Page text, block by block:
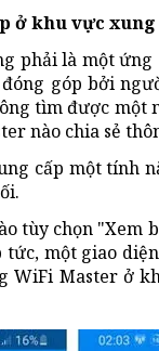
ở khu vực
phải là một
góp bởi
tìm được một
nào chia sẻ
cấp một tính
tùy chọn "Xem
một giao
WiFi Master ở